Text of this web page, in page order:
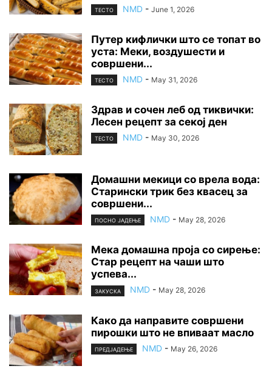
ТЕСТО NMD - June 1, 2026
Путер кифлички што се топат во
уста: Меки, воздушести и
совршени...
ТЕСТО NMD - May 31, 2026
Здрав и сочен леб од тиквички:
Лесен рецепт за секој ден
ТЕСТО NMD - May 30, 2026
Домашни мекици со врела вода:
Старински трик без квасец за
совршени...
ПОСНО ЈАДЕЊЕ NMD - May 28, 2026
Мека домашна проја со сирење:
Стар рецепт на чаши што
успева...
ЗАКУСКА NMD - May 28, 2026
Како да направите совршени
пирошки што не впиваат масло
ПРЕДЈАДЕЊЕ NMD - May 26, 2026